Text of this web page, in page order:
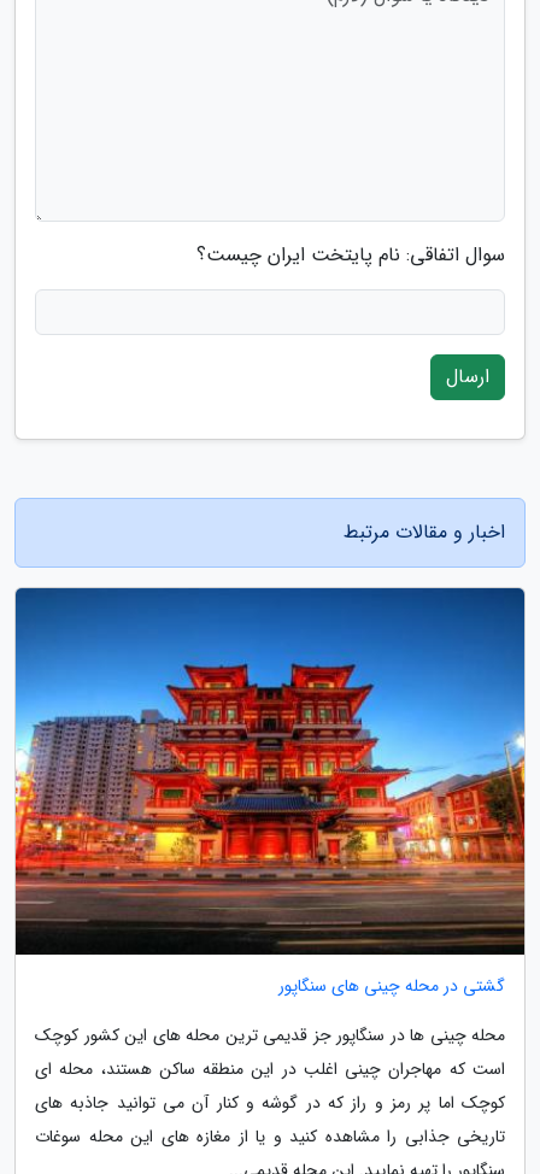
سوال اتفاقی: نام پایتخت ایران چیست؟
ارسال
اخبار و مقالات مرتبط
گشتی در محله چینی های سنگاپور
محله چینی ها در سنگاپور جز قدیمی ترین محله های این کشور کوچک
است که مهاجران چینی اغلب در این منطقه ساکن هستند، محله ای
کوچک اما پر رمز و راز که در گوشه و کنار آن می توانید جاذبه های
تاریخی جذابی را مشاهده کنید و یا از مغازه های این محله سوغات